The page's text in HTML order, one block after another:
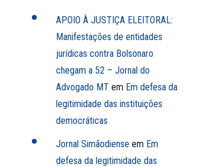
APOIO À JUSTIÇA ELEITORAL:
Manifestações de entidades
jurídicas contra Bolsonaro
chegam a 52 – Jornal do
Advogado MTem Em defesa da
legitimidade das instituições
democráticas
Jornal Simãodiense em Em
defesa da legitimidade das